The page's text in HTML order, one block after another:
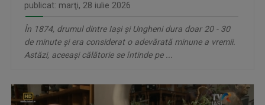
publicat: marţi, 28 iulie 2026
În 1874, drumul dintre Iași și Ungheni dura doar 20 - 30
de minute și era considerat o adevărată minune a vremii.
Astăzi, aceeași călătorie se întinde pe ...